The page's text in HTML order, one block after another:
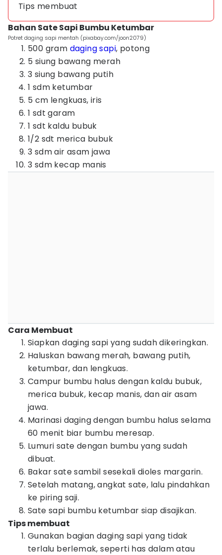
Tips membuat
Bahan Sate Sapi Bumbu Ketumbar
Potret daging sapi mentah (pixabay.com/joon2079)
500 gram daging sapi, potong
5 siung bawang merah
3 siung bawang putih
1 sdm ketumbar
5 cm lengkuas, iris
1 sdt garam
1 sdt kaldu bubuk
1/2 sdt merica bubuk
3 sdm air asam jawa
3 sdm kecap manis
Cara Membuat
Siapkan daging sapi yang sudah dikeringkan.
Haluskan bawang merah, bawang putih,
ketumbar, dan lengkuas.
Campur bumbu halus dengan kaldu bubuk,
merica bubuk, kecap manis, dan air asam
jawa.
Marinasi daging dengan bumbu halus selama
60 menit biar bumbu meresap.
Lumuri sate dengan bumbu yang sudah
dibuat.
Bakar sate sambil sesekali dioles margarin.
Setelah matang, angkat sate, lalu pindahkan
ke piring saji.
Sate sapi bumbu ketumbar siap disajikan.
Tips membuat
Gunakan bagian daging sapi yang tidak
terlalu berlemak, seperti has dalam atau